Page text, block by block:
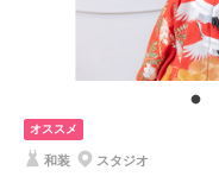
衣裳小物（ヘアアクセサリー
「写真を1枚、特別な記念に
シンプルで分かりやすいフォ
オススメ
和装 スタジオ